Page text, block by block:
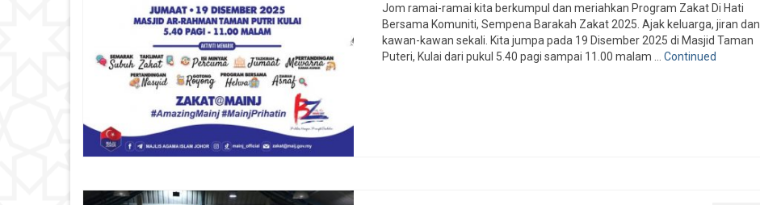
Jom ramai-ramai kita berkumpul dan meriahkan Program Zakat Di Hati
Bersama Komuniti, Sempena Barakah Zakat 2025. Ajak keluarga, jiran dan
kawan-kawan sekali. Kita jumpa pada 19 Disember 2025 di Masjid Taman
Puteri, Kulai dari pukul 5.40 pagi sampai 11.00 malam … Continued